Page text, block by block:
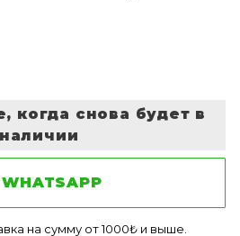
когда снова будет в
наличии
WHATSAPP
на сумму от 1000₺ и выше.